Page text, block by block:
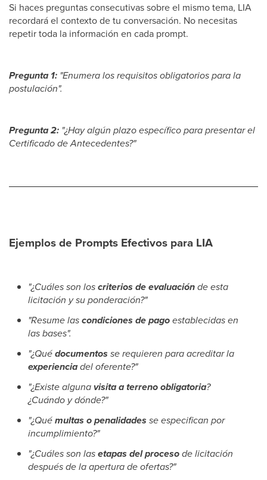
Si haces preguntas consecutivas sobre el mismo tema, LIA
recordará el contexto de tu conversación. No necesitas
repetir toda la información en cada prompt.
Pregunta 1: "Enumera los requisitos obligatorios para la
postulación".
Pregunta 2: "¿Hay algún plazo específico para presentar el
Certificado de Antecedentes?"
Ejemplos de Prompts Efectivos para LIA
"¿Cuáles son loscriterios de evaluaciónde esta
licitación y su ponderación?"
"Resume lascondiciones de pagoestablecidas en
las bases".
"¿Quédocumentos se requieren para acreditar la
experienciadel oferente?"
"¿Existe algunavisita a terreno obligatoria?
¿Cuándo y dónde?"
"¿Quémultas o penalidades se especifican por
incumplimiento?"
"¿Cuáles son lasetapas del procesode licitación
después de la apertura de ofertas?"